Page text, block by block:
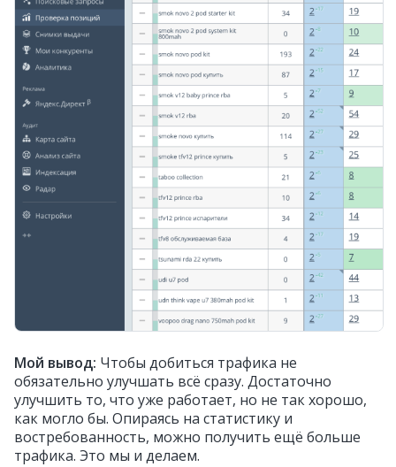
Мой вывод: Чтобы добиться трафика не
обязательно улучшать всё сразу. Достаточно
улучшить то, что уже работает, но не так хорошо,
как могло бы. Опираясь на статистику и
востребованность, можно получить ещё больше
трафика. Это мы и делаем.